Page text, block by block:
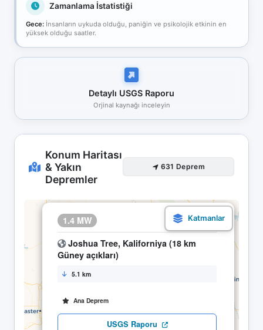
Zamanlama İstatistiği
Gece: İnsanların uykuda olduğu, paniğin ve psikolojik etkinin en
yüksek olduğu saatler.
Detaylı USGS Raporu
Orjinal kaynağı inceleyin
Konum Haritası
& Yakın
Depremler
631 Deprem
1.4 MW 01.05 03:20
Joshua Tree, Kaliforniya (18 km
Güney açıkları)
5.1 km
Ana Deprem
USGS Raporu
×